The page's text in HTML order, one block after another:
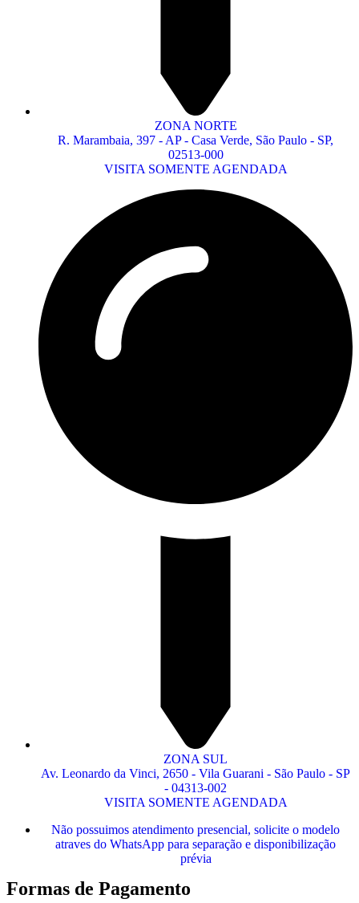
ZONA NORTE
R. Marambaia, 397 - AP - Casa Verde, São Paulo - SP,
02513-000
VISITA SOMENTE AGENDADA
ZONA SUL
Av. Leonardo da Vinci, 2650 - Vila Guarani - São Paulo - SP
- 04313-002
VISITA SOMENTE AGENDADA
Não possuimos atendimento presencial, solicite o modelo
atraves do WhatsApp para separação e disponibilização
prévia
Formas de Pagamento